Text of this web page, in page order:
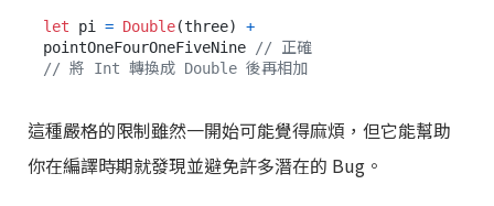
let pi = Double(three) +
pointOneFourOneFiveNine
// 正確
// 將 Int 轉換成 Double 後再相加
這種嚴格的限制雖然一開始可能覺得麻煩，但它能幫助
你在編譯時期就發現並避免許多潛在的 Bug。